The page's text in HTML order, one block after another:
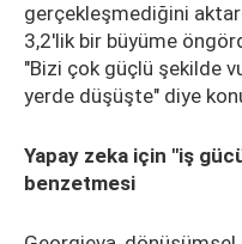
gerçekleşmediğini
3,2'lik bir büyüme
"Bizi çok güçlü şekilde
yerde düşüşte" diye
Yapay zeka için "iş
benzetmesi